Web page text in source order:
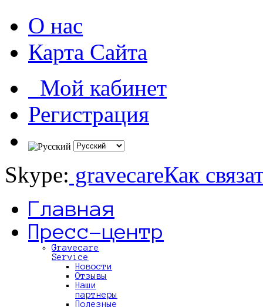
О нас
Карта Сайта
Мой кабинет
Регистрация
Skype: gravecareКак
Главная
Пресс-центр
Gravecare
Service
Новости
Отзывы
Наши
партнеры
Полезные